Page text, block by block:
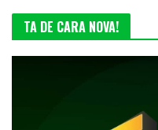
TA DE CARA NOVA!